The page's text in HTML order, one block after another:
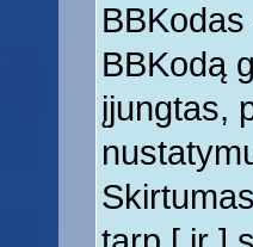
BBKodą
įjungtas,